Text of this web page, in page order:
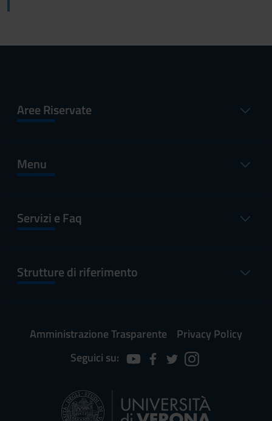
Aree Riservate
Menu
Servizi e Faq
Strutture di riferimento
Amministrazione Trasparente
Privacy Policy
Seguici su: